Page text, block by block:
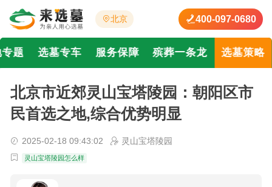
北京 400-097-0680
题 选墓专车 服务保障 殡葬一条龙 选墓策略
北京市近郊灵山宝塔陵园：朝阳区市
民首选之地,综合优势明显
2025-02-18 09:43:02 灵山宝塔陵园
灵山宝塔陵园怎么样